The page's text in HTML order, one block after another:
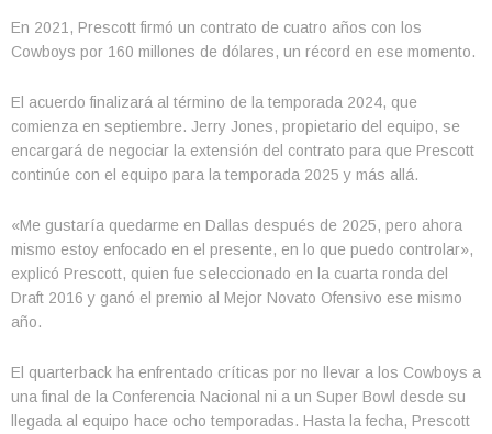
En 2021, Prescott firmó un contrato de cuatro años con los
Cowboys por 160 millones de dólares, un récord en ese momento.
El acuerdo finalizará al término de la temporada 2024, que
comienza en septiembre. Jerry Jones, propietario del equipo, se
encargará de negociar la extensión del contrato para que Prescott
continúe con el equipo para la temporada 2025 y más allá.
«Me gustaría quedarme en Dallas después de 2025, pero ahora
mismo estoy enfocado en el presente, en lo que puedo controlar»,
explicó Prescott, quien fue seleccionado en la cuarta ronda del
Draft 2016 y ganó el premio al Mejor Novato Ofensivo ese mismo
año.
El quarterback ha enfrentado críticas por no llevar a los Cowboys a
una final de la Conferencia Nacional ni a un Super Bowl desde su
llegada al equipo hace ocho temporadas. Hasta la fecha, Prescott